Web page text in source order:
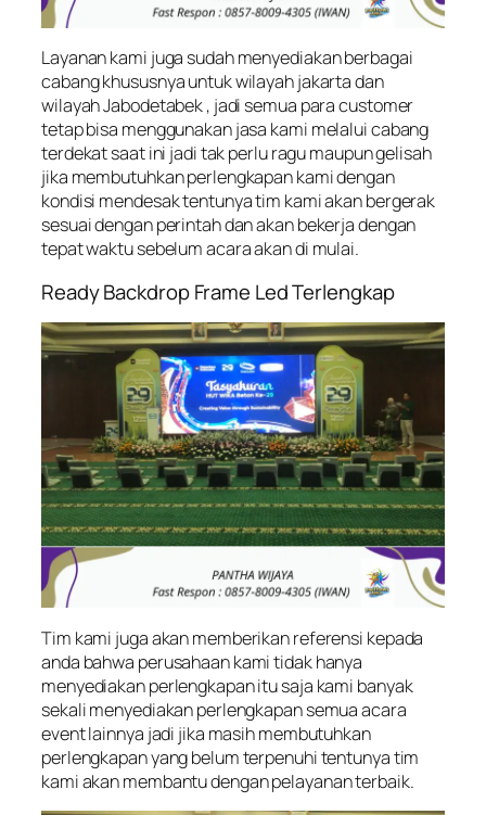
Layanan kami juga sudah menyediakan berbagai
cabang khususnya untuk wilayah jakarta dan
wilayah Jabodetabek , jadi semua para customer
tetap bisa menggunakan jasa kami melalui cabang
terdekat saat ini jadi tak perlu ragu maupun gelisah
jika membutuhkan perlengkapan kami dengan
kondisi mendesak tentunya tim kami akan bergerak
sesuai dengan perintah dan akan bekerja dengan
tepat waktu sebelum acara akan di mulai.
Ready Backdrop Frame Led Terlengkap
Tim kami juga akan memberikan referensi kepada
anda bahwa perusahaan kami tidak hanya
menyediakan perlengkapan itu saja kami banyak
sekali menyediakan perlengkapan semua acara
event lainnya jadi jika masih membutuhkan
perlengkapan yang belum terpenuhi tentunya tim
kami akan membantu dengan pelayanan terbaik.